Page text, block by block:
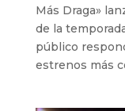
Más Draga»
de la
público
estrenos más